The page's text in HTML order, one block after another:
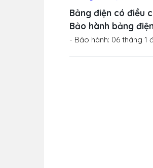
Bảng điện có điều
Bảo hành bảng điện
- Bảo hành: 06 tháng 1